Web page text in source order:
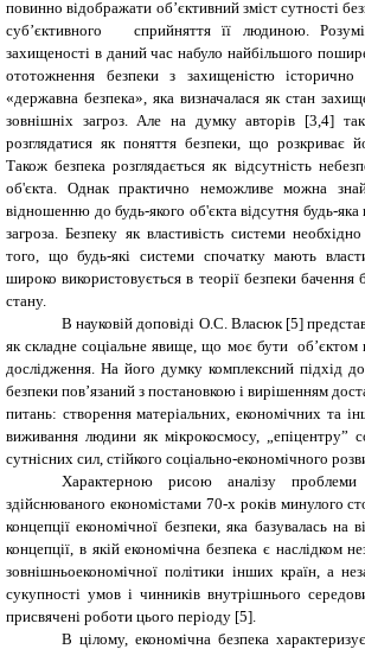
повинно відображати об’єктивний зміст сутності
суб’єктивного сприйняття її людиною.
захищеності в даний час набуло найбільшого
ототожнення безпеки з захищеністю історично
«державна безпека», яка визначалася як стан
зовнішніх загроз. Але на думку авторів [3,4]
розглядатися як поняття безпеки, що розкриває
Також безпека розглядається як відсутність
об'єкта. Однак практично неможливе можна
відношенню до будь-якого об'єкта відсутня будь-яка
загроза. Безпеку як властивість системи
того, що будь-які системи спочатку мають
широко використовується в теорії безпеки бачення
стану.
В науковій доповіді О.С. Власюк [5]
як складне соціальне явище, що моє бути об’єктом
дослідження. На його думку комплексний підхід
безпеки пов’язаний з постановкою і вирішенням
питань: створення матеріальних, економічних та
виживання людини як мікрокосмосу, „епіцентру”
сутнісних сил, стійкого соціально-економічного
Характерною рисою аналізу проблеми
здійснюваного економістами 70-х років минулого
концепції економічної безпеки, яка базувалась на
концепції, в якій економічна безпека є наслідком
зовнішньоекономічної політики інших країн, а
сукупності умов і чинників внутрішнього
присвячені роботи цього періоду [5].
В цілому, економічна безпека